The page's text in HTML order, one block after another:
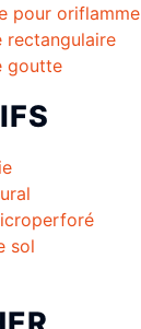
pour oriflamme
rectangulaire
goutte
sol